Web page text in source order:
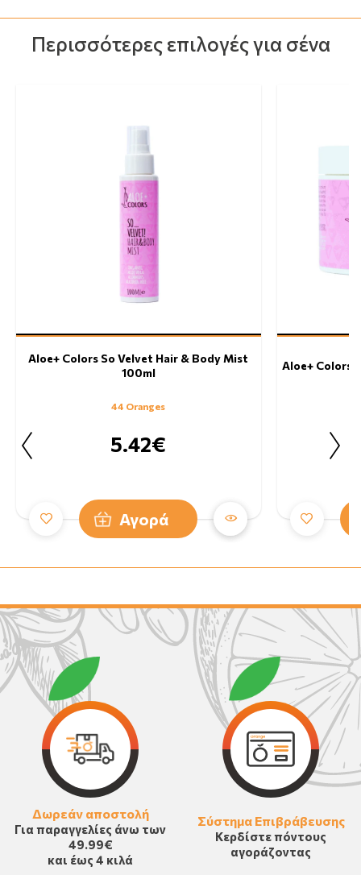
Περισσότερες επιλογές για σένα
Aloe+ Colors So Velvet Hair & Body Mist
100ml
44 Oranges
5.42€
Αγορά
Aloe+ Colors
Δωρεάν αποστολή
Για παραγγελίες άνω των
49.99€
και έως 4 κιλά
Σύστημα Επιβράβευσης
Κερδίστε πόντους
αγοράζοντας